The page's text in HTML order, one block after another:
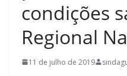
condições
Regional
11 de julho de 2019